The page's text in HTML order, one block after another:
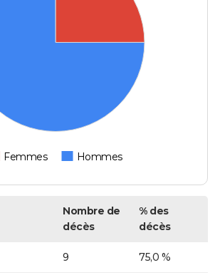
Femmes Hommes
Nombre de
décès
% des
décès
9 75,0 %